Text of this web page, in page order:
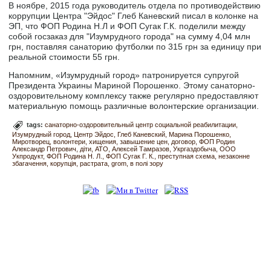
В ноябре, 2015 года руководитель отдела по противодействию
коррупции Центра "Эйдос" Глеб Каневский писал в колонке на
ЭП, что ФОП Родина Н.Л и ФОП Сугак Г.К. поделили между
собой госзаказ для "Изумрудного города" на сумму 4,04 млн
грн, поставляя санаторию футболки по 315 грн за единицу при
реальной стоимости 55 грн.
Напомним, «Изумрудный город» патронируется супругой
Президента Украины Мариной Порошенко. Этому санаторно-
оздоровительному комплексу также регулярно предоставляют
материальную помощь различные волонтерские организации.
tags:санаторно-оздоровительный центр социальной реабилитации
Изумрудный город Центр Эйдос Глеб Каневский Марина Порошенко
Миротворец волонтери хищения завышение цен договор ФОП Родин
Александр Петрович
діти АТО Алексей Тамразов Укргаздобыча ООО
Укпродукт ФОП Родина Н. Л. ФОП Сугак Г. К. преступная схема незаконне
збагачення корупція растрата grom в полі зору